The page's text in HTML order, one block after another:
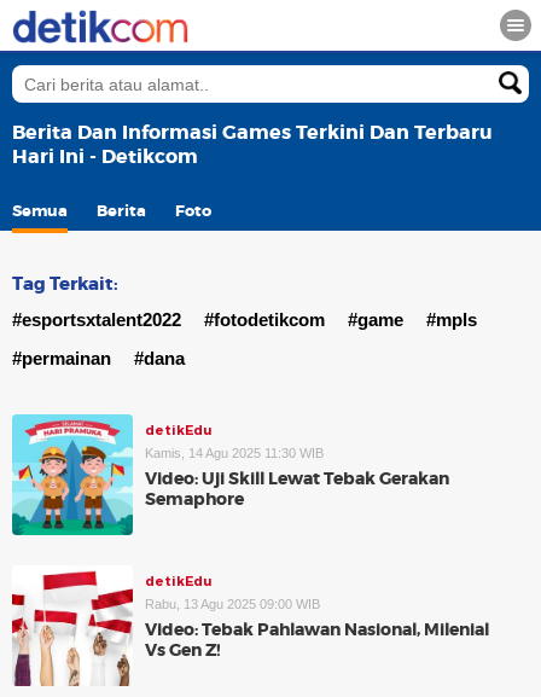
Berita Dan Informasi Games Terkini Dan Terbaru
Hari Ini - Detikcom
Semua Berita Foto
Tag Terkait:
#esportsxtalent2022 #fotodetikcom #game
#mpls
#permainan
#dana
detikEdu
Kamis, 14 Agu 2025 11:30 WIB
Video: Uji Skill Lewat Tebak Gerakan
Semaphore
detikEdu
Rabu, 13 Agu 2025 09:00 WIB
Video: Tebak Pahlawan Nasional, Milenial
Vs Gen Z!